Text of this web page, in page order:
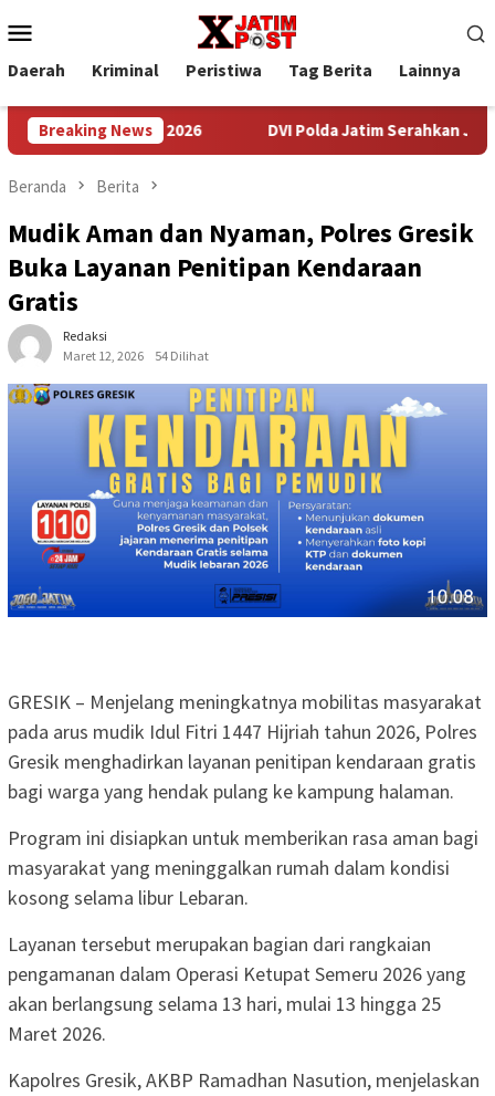
ke
kontenMobile
Daerah Kriminal Peristiwa Tag Berita Lainnya
Breaking News
TNI AD 2026 DVI Polda Jatim Serahkan Jenazah
Beranda Berita
Mudik Aman dan Nyaman, Polres Gresik
Buka Layanan Penitipan Kendaraan
Gratis
Redaksi
Maret 12, 2026
54 Dilihat
GRESIK – Menjelang meningkatnya mobilitas masyarakat
pada arus mudik Idul Fitri 1447 Hijriah tahun 2026, Polres
Gresik menghadirkan layanan penitipan kendaraan gratis
bagi warga yang hendak pulang ke kampung halaman.
Program ini disiapkan untuk memberikan rasa aman bagi
masyarakat yang meninggalkan rumah dalam kondisi
kosong selama libur Lebaran.
Layanan tersebut merupakan bagian dari rangkaian
pengamanan dalam Operasi Ketupat Semeru 2026 yang
akan berlangsung selama 13 hari, mulai 13 hingga 25
Maret 2026.
Kapolres Gresik, AKBP Ramadhan Nasution, menjelaskan